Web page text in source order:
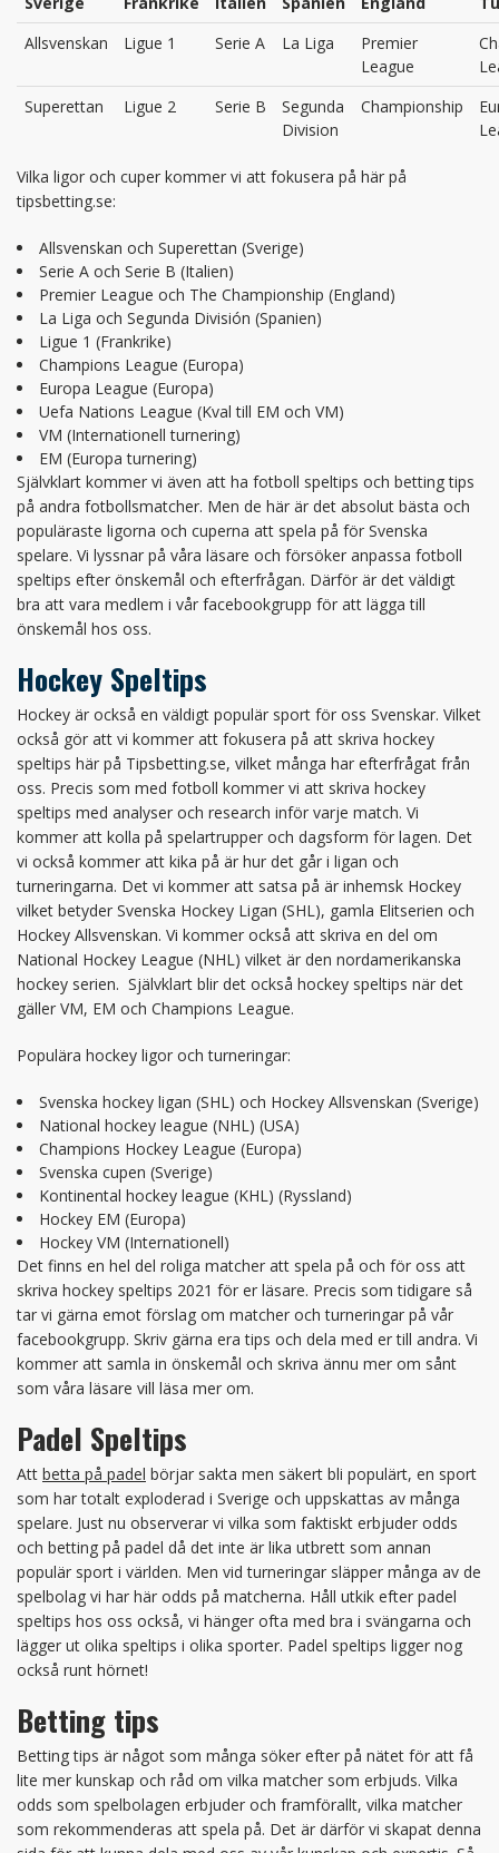
Allsvenskan
Ligue 1 Serie A La Liga
Premier
League
Superettan
Ligue 2 Serie B
Segunda
Division
Championship
Vilka ligor och cuper kommer vi att fokusera på här på
tipsbetting.se:
Allsvenskan och Superettan (Sverige)
Serie A och Serie B (Italien)
Premier League och The Championship (England)
La Liga och Segunda División (Spanien)
Ligue 1 (Frankrike)
Champions League (Europa)
Europa League (Europa)
Uefa Nations League (Kval till EM och VM)
VM (Internationell turnering)
EM (Europa turnering)
Självklart kommer vi även att ha fotboll speltips och betting tips
på andra fotbollsmatcher. Men de här är det absolut bästa och
populäraste ligorna och cuperna att spela på för Svenska
spelare. Vi lyssnar på våra läsare och försöker anpassa fotboll
speltips efter önskemål och efterfrågan. Därför är det väldigt
bra att vara medlem i vår facebookgrupp för att lägga till
önskemål hos oss.
Hockey Speltips
Hockey är också en väldigt populär sport för oss Svenskar. Vilket
också gör att vi kommer att fokusera på att skriva hockey
speltips här på Tipsbetting.se, vilket många har efterfrågat från
oss. Precis som med fotboll kommer vi att skriva hockey
speltips med analyser och research inför varje match. Vi
kommer att kolla på spelartrupper och dagsform för lagen. Det
vi också kommer att kika på är hur det går i ligan och
turneringarna. Det vi kommer att satsa på är inhemsk Hockey
vilket betyder Svenska Hockey Ligan (SHL), gamla Elitserien och
Hockey Allsvenskan. Vi kommer också att skriva en del om
National Hockey League (NHL) vilket är den nordamerikanska
hockey serien. Självklart blir det också hockey speltips när det
gäller VM, EM och Champions League.
Populära hockey ligor och turneringar:
Svenska hockey ligan (SHL) och Hockey Allsvenskan (Sverige)
National hockey league (NHL) (USA)
Champions Hockey League (Europa)
Svenska cupen (Sverige)
Kontinental hockey league (KHL) (Ryssland)
Hockey EM (Europa)
Hockey VM (Internationell)
Det finns en hel del roliga matcher att spela på och för oss att
skriva hockey speltips 2021 för er läsare. Precis som tidigare så
tar vi gärna emot förslag om matcher och turneringar på vår
facebookgrupp. Skriv gärna era tips och dela med er till andra. Vi
kommer att samla in önskemål och skriva ännu mer om sånt
som våra läsare vill läsa mer om.
Padel Speltips
Att betta på padel börjar sakta men säkert bli populärt, en sport
som har totalt exploderad i Sverige och uppskattas av många
spelare. Just nu observerar vi vilka som faktiskt erbjuder odds
och betting på padel då det inte är lika utbrett som annan
populär sport i världen. Men vid turneringar släpper många av de
spelbolag vi har här odds på matcherna. Håll utkik efter padel
speltips hos oss också, vi hänger ofta med bra i svängarna och
lägger ut olika speltips i olika sporter. Padel speltips ligger nog
också runt hörnet!
Betting tips
Betting tips är något som många söker efter på nätet för att få
lite mer kunskap och råd om vilka matcher som erbjuds. Vilka
odds som spelbolagen erbjuder och framförallt, vilka matcher
som rekommenderas att spela på. Det är därför vi skapat denna